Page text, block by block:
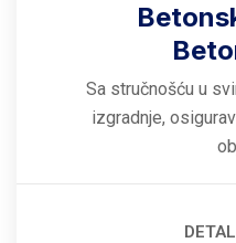
Sa stručnošću u
izgradnje,